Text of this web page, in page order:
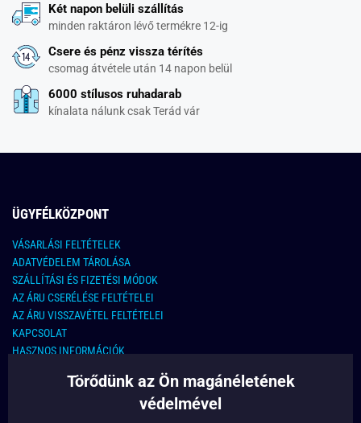
Két napon belüli szállítás
minden raktáron lévő termékre 12-ig
Csere és pénz vissza térítés
csomag átvétele után 14 napon belül
6000 stílusos ruhadarab
kínalata nálunk csak Terád vár
ÜGYFÉLKÖZPONT
VÁSARLÁSI FELTÉTELEK
ADATVÉDELEM TÁROLÁSA
SZÁLLÍTÁSI ÉS FIZETÉSI MÓDOK
AZ ÁRU CSERÉLÉSE FELTÉTELEI
AZ ÁRU VISSZAVÉTEL FELTÉTELEI
KAPCSOLAT
HASZNOS INFORMÁCIÓK
KAPCSOLATTörődünk az Ön magánéletének
védelmével